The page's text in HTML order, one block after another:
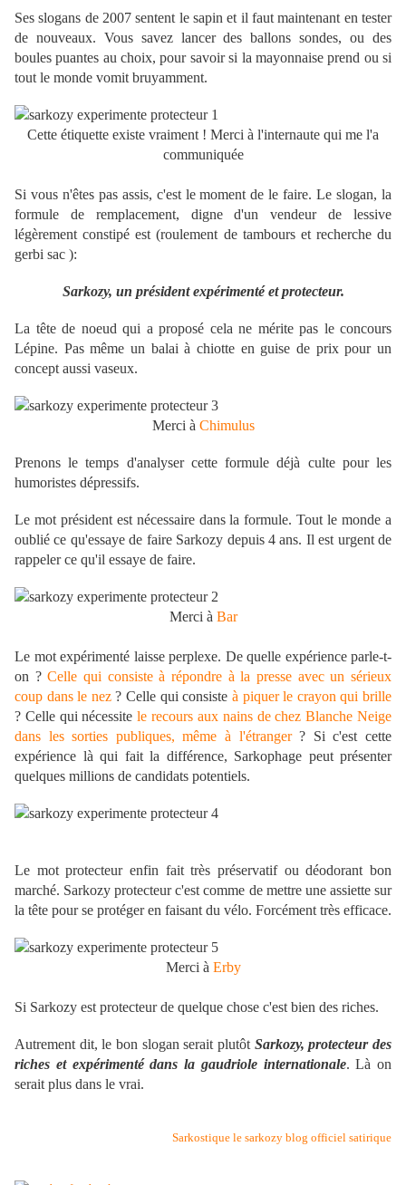
Ses slogans de 2007 sentent le sapin et il faut maintenant en tester
de nouveaux. Vous savez lancer des ballons sondes, ou des
boules puantes au choix, pour savoir si la mayonnaise prend ou si
tout le monde vomit bruyamment.
Cette étiquette existe vraiment ! Merci à l'internaute qui me l'a
communiquée
Si vous n'êtes pas assis, c'est le moment de le faire. Le slogan, la
formule de remplacement, digne d'un vendeur de lessive
légèrement constipé est (roulement de tambours et recherche du
gerbi sac ):
Sarkozy, un président expérimenté et protecteur.
La tête de noeud qui a proposé cela ne mérite pas le concours
Lépine. Pas même un balai à chiotte en guise de prix pour un
concept aussi vaseux.
Merci à Chimulus
Prenons le temps d'analyser cette formule déjà culte pour les
humoristes dépressifs.
Le mot président est nécessaire dans la formule. Tout le monde a
oublié ce qu'essaye de faire Sarkozy depuis 4 ans. Il est urgent de
rappeler ce qu'il essaye de faire.
Merci à Bar
Le mot expérimenté laisse perplexe. De quelle expérience parle-t-
on ?Celle qui consiste à répondre à la presse avec un sérieux
coup dans le nez? Celle qui consiste à piquer le crayon qui brille
? Celle qui nécessitele recours aux nains de chez Blanche Neige
dans les sorties publiques, même à l'étranger? Si c'est cette
expérience là qui fait la différence, Sarkophage peut présenter
quelques millions de candidats potentiels.
Le mot protecteur enfin fait très préservatif ou déodorant bon
marché. Sarkozy protecteur c'est comme de mettre une assiette sur
la tête pour se protéger en faisant du vélo. Forcément très efficace.
Merci à Erby
Si Sarkozy est protecteur de quelque chose c'est bien des riches.
Autrement dit, le bon slogan serait plutôt Sarkozy, protecteur des
riches et expérimenté dans la gaudriole internationale. Là on
serait plus dans le vrai.
Sarkostique le sarkozy blog officiel satirique